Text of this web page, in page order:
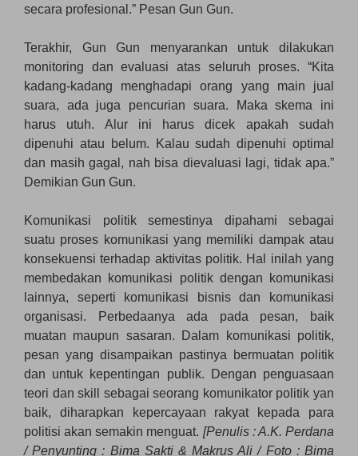
secara profesional.” Pesan Gun Gun.
Terakhir, Gun Gun menyarankan untuk dilakukan
monitoring dan evaluasi atas seluruh proses. “Kita
kadang-kadang menghadapi orang yang main jual
suara, ada juga pencurian suara. Maka skema ini
harus utuh. Alur ini harus dicek apakah sudah
dipenuhi atau belum. Kalau sudah dipenuhi optimal
dan masih gagal, nah bisa dievaluasi lagi, tidak apa.”
Demikian Gun Gun.
Komunikasi politik semestinya dipahami sebagai
suatu proses komunikasi yang memiliki dampak atau
konsekuensi terhadap aktivitas politik. Hal inilah yang
membedakan komunikasi politik dengan komunikasi
lainnya, seperti komunikasi bisnis dan komunikasi
organisasi. Perbedaanya ada pada pesan, baik
muatan maupun sasaran. Dalam komunikasi politik,
pesan yang disampaikan pastinya bermuatan politik
dan untuk kepentingan publik. Dengan penguasaan
teori dan skill sebagai seorang komunikator politik yan
baik, diharapkan kepercayaan rakyat kepada para
politisi akan semakin menguat. [Penulis : A.K. Perdana
/ Penyunting : Bima Sakti & Makrus Ali / Foto : Bima